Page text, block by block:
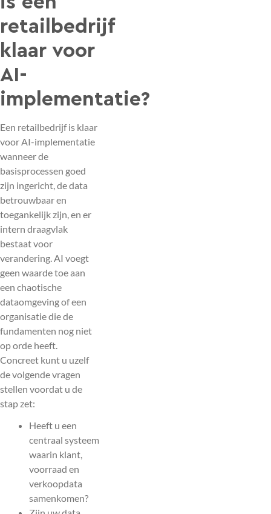
retailbedrijf
klaar voor
AI-
implementatie?
Een retailbedrijf is klaar
voor AI-implementatie
wanneer de
basisprocessen goed
zijn ingericht, de data
betrouwbaar en
toegankelijk zijn, en er
intern draagvlak
bestaat voor
verandering. AI voegt
geen waarde toe aan
een chaotische
dataomgeving of een
organisatie die de
fundamenten nog niet
op orde heeft.
Concreet kunt u uzelf
de volgende vragen
stellen voordat u de
stap zet:
Heeft u een
centraal systeem
waarin klant,
voorraad en
verkoopdata
samenkomen?